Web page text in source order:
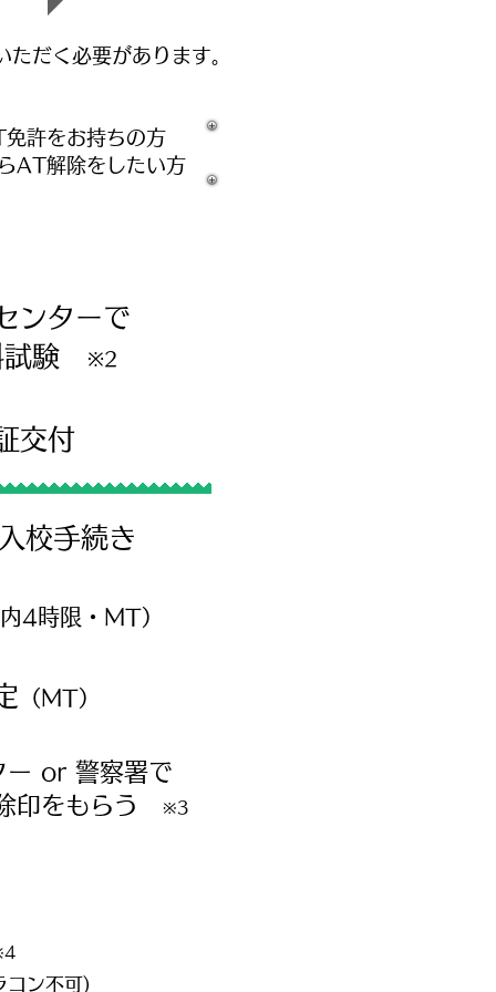
だく必要があります。
許をお持ちの方
AT解除をしたい方
ンターで
試験
※2
交付
校手続き
4時限・MT）
（MT）
ー or 警察署で
印をもらう
※3
コン不可)